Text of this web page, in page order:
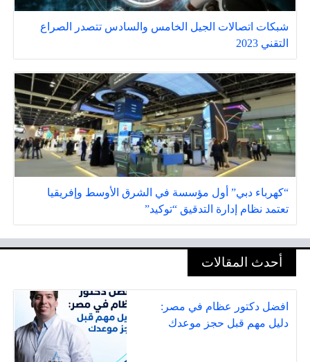
شبكات اتصالات الجيل الخامس والسادس تتصدر الصراع
التقني 2023
“كهرباء دبي” أول مؤسسة في الشرق الأوسط وإفريقيا
تعتمد نظام إدارة التدقيق “توكيد”
أحدث المقالات
افضل دكتور عظام في مصر:
دليل مهم قبل حجز موعدك